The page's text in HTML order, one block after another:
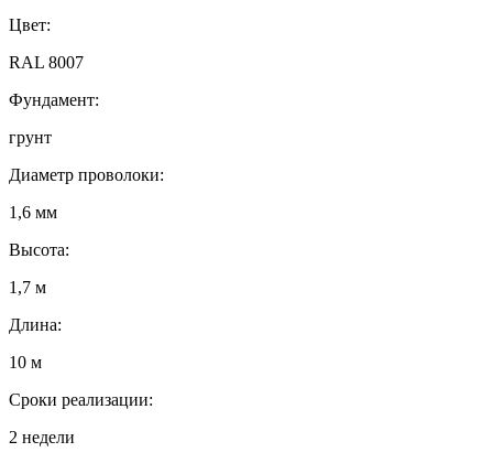
Цвет:
RAL 8007
Фундамент:
грунт
Диаметр проволоки:
1,6 мм
Высота:
1,7 м
Длина:
10 м
Сроки реализации:
2 недели